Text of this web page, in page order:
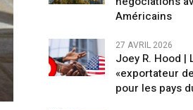
Américains
27 AVRIL 2026
Joey R. Hood |
«exportateur
pour les pays